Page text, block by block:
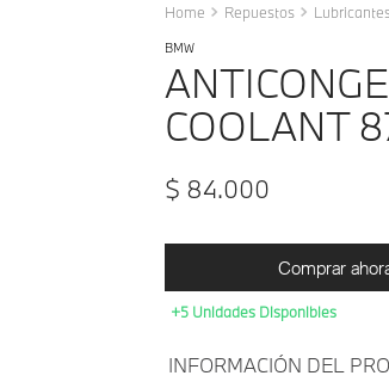
Repuestos
BMW
COOLANT
$ 84.000
Comprar
+5 Unidades Disponibles
INFORMACIÓN DEL